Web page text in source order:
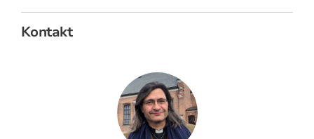
Kontakt